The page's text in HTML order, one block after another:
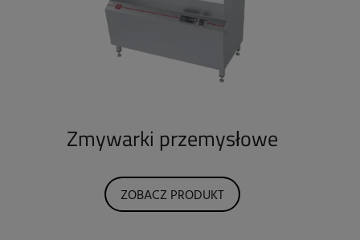
Zmywarki przemysłowe
ZOBACZ PRODUKT